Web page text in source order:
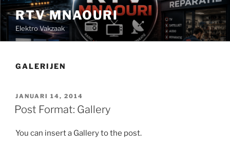
Ga
naar
de
inhoud
RTV MNAOURI
Elektro Vakzaak
GALERIJEN
GEPLAATST
OP
JANUARI 14, 2014
Post Format: Gallery
You can insert a Gallery to the post.